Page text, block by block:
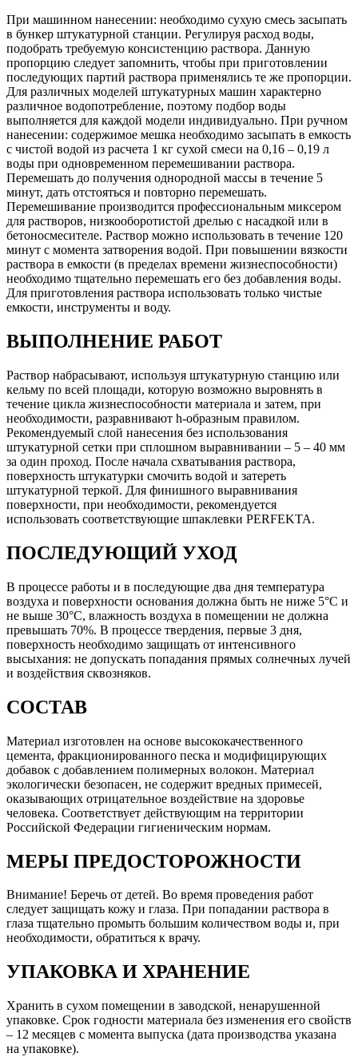
При машинном нанесении: необходимо сухую смесь засыпать
в бункер штукатурной станции. Регулируя расход воды,
подобрать требуемую консистенцию раствора. Данную
пропорцию следует запомнить, чтобы при приготовлении
последующих партий раствора применялись те же пропорции.
Для различных моделей штукатурных машин характерно
различное водопотребление, поэтому подбор воды
выполняется для каждой модели индивидуально. При ручном
нанесении: содержимое мешка необходимо засыпать в емкость
с чистой водой из расчета 1 кг сухой смеси на 0,16 – 0,19 л
воды при одновременном перемешивании раствора.
Перемешать до получения однородной массы в течение 5
минут, дать отстояться и повторно перемешать.
Перемешивание производится профессиональным миксером
для растворов, низкооборотистой дрелью с насадкой или в
бетоносмесителе. Раствор можно использовать в течение 120
минут с момента затворения водой. При повышении вязкости
раствора в емкости (в пределах времени жизнеспособности)
необходимо тщательно перемешать его без добавления воды.
Для приготовления раствора использовать только чистые
емкости, инструменты и воду.
ВЫПОЛНЕНИЕ РАБОТ
Раствор набрасывают, используя штукатурную станцию или
кельму по всей площади, которую возможно выровнять в
течение цикла жизнеспособности материала и затем, при
необходимости, разравнивают h-образным правилом.
Рекомендуемый слой нанесения без использования
штукатурной сетки при сплошном выравнивании – 5 – 40 мм
за один проход. После начала схватывания раствора,
поверхность штукатурки смочить водой и затереть
штукатурной теркой. Для финишного выравнивания
поверхности, при необходимости, рекомендуется
использовать соответствующие шпаклевки PERFEKTA.
ПОСЛЕДУЮЩИЙ УХОД
В процессе работы и в последующие два дня температура
воздуха и поверхности основания должна быть не ниже 5°С и
не выше 30°С, влажность воздуха в помещении не должна
превышать 70%. В процессе твердения, первые 3 дня,
поверхность необходимо защищать от интенсивного
высыхания: не допускать попадания прямых солнечных лучей
и воздействия сквозняков.
СОСТАВ
Материал изготовлен на основе высококачественного
цемента, фракционированного песка и модифицирующих
добавок с добавлением полимерных волокон. Материал
экологически безопасен, не содержит вредных примесей,
оказывающих отрицательное воздействие на здоровье
человека. Соответствует действующим на территории
Российской Федерации гигиеническим нормам.
МЕРЫ ПРЕДОСТОРОЖНОСТИ
Внимание! Беречь от детей. Во время проведения работ
следует защищать кожу и глаза. При попадании раствора в
глаза тщательно промыть большим количеством воды и, при
необходимости, обратиться к врачу.
УПАКОВКА И ХРАНЕНИЕ
Хранить в сухом помещении в заводской, ненарушенной
упаковке. Срок годности материала без изменения его свойств
– 12 месяцев с момента выпуска (дата производства указана
на упаковке).